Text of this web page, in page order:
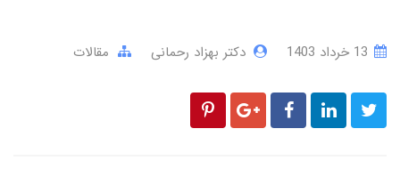
دکتر بهزاد رحمانی مقالات